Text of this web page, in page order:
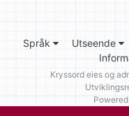
Språk Utseende
Kryssord eies og